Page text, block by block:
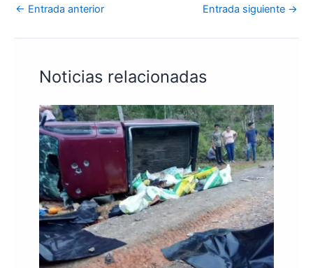
← Entrada anterior Entrada siguiente →
Noticias relacionadas